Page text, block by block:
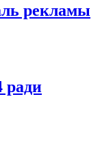
рекламы
ради